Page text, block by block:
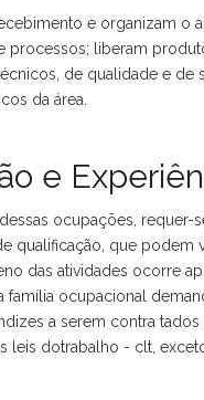
e organizam o
processos; liberam
de qualidade e de
da área.
e
ocupações,
qualificação, que podem
das atividades ocorre
família ocupacional
a serem contra
leis dotrabalho - clt,